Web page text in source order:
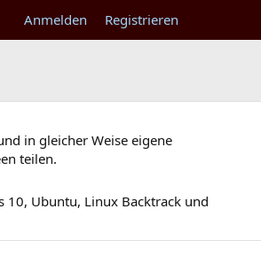
Anmelden Registrieren
in gleicher Weise eigene
teilen.
10, Ubuntu, Linux Backtrack und